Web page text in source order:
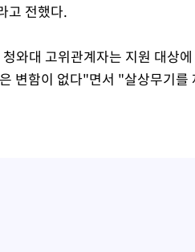
고 전했다.
와대 고위관계자는 지원 대상
변함이 없다"면서 "살상무기를